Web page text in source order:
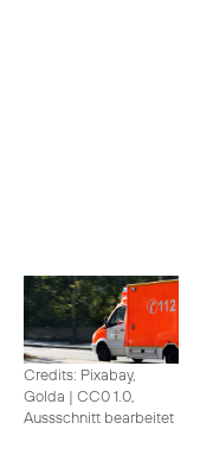
Credits: Pixabay,
Golda | CC0 1.0,
Aussschnitt bearbeitet